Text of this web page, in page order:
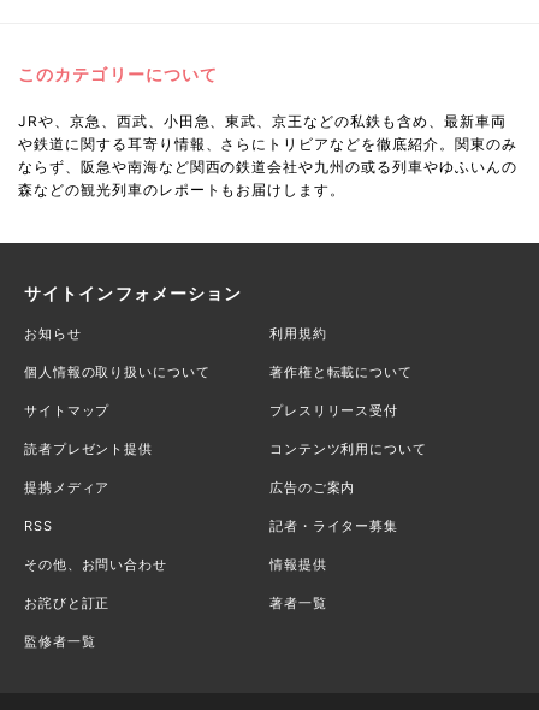
このカテゴリーについて
JRや、京急、西武、小田急、東武、京王などの私鉄も含め、最新車両
や鉄道に関する耳寄り情報、さらにトリビアなどを徹底紹介。関東のみ
ならず、阪急や南海など関西の鉄道会社や九州の或る列車やゆふいんの
森などの観光列車のレポートもお届けします。
サイトインフォメーション
お知らせ 利用規約
個人情報の取り扱いについて 著作権と転載について
サイトマップ プレスリリース受付
読者プレゼント提供 コンテンツ利用について
提携メディア 広告のご案内
RSS 記者・ライター募集
その他、お問い合わせ 情報提供
お詫びと訂正 著者一覧
監修者一覧